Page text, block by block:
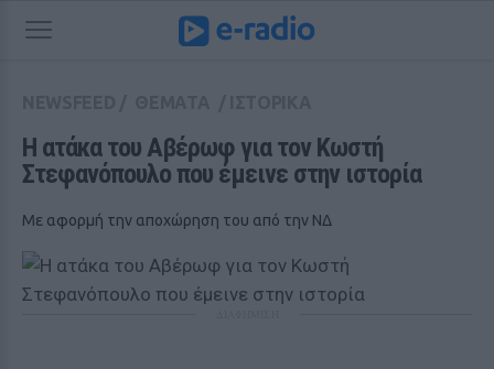
Η ατάκα του Αβέρωφ για τον Κωστή
Στεφανόπουλο που έμεινε στην ιστορία
Με αφορμή την αποχώρηση του από την ΝΔ